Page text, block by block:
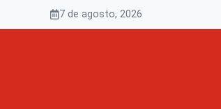
7 de agosto, 2026